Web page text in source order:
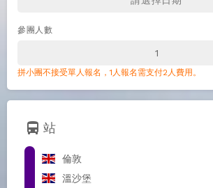
參團人數
拼小團不接受單人報名，1人報名需支付2人費用。
directions_bus 站
倫敦
溫沙堡